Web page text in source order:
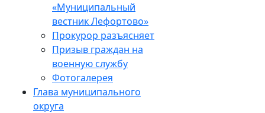
«Муниципальный
вестник Лефортово»
Прокурор разъясняет
Призыв граждан на
военную службу
Фотогалерея
Глава муниципального
округа